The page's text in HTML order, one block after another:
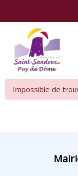
Impossible de